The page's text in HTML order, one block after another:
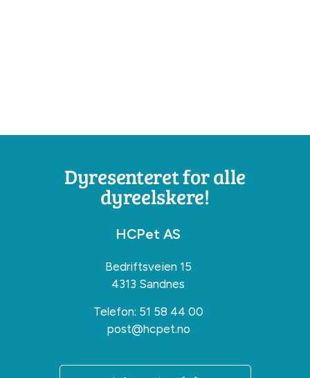
Dyresenteret for alle
dyreelskere!
HCPet AS
Bedriftsveien 15
4313 Sandnes
Telefon: 51 58 44 00
post@hcpet.no